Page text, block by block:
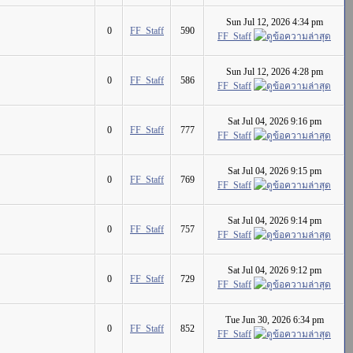
0 FF_Staff 590
Sun Jul 12, 2026 4:34 pm
FF_Staff
0 FF_Staff 586
Sun Jul 12, 2026 4:28 pm
FF_Staff
0 FF_Staff 777
Sat Jul 04, 2026 9:16 pm
FF_Staff
0 FF_Staff 769
Sat Jul 04, 2026 9:15 pm
FF_Staff
0 FF_Staff 757
Sat Jul 04, 2026 9:14 pm
FF_Staff
0 FF_Staff 729
Sat Jul 04, 2026 9:12 pm
FF_Staff
0 FF_Staff 852
Tue Jun 30, 2026 6:34 pm
FF_Staff